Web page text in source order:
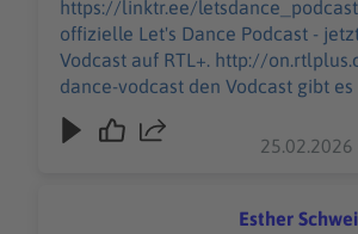
offizielle-
1063343 Moderations-
Ikone Sonya
Martin von
Weg zu
Liebe zu
https://linktr.ee/letsdance_podcast +++ Der
offizielle Let's Dance Podcast -
Vodcast auf RTL+. http://on.rtlplus.com/24/lets-
dance-vodcast den Vodcast gibt es hier:
https://plus.rtl.de/video-tv/shows/
der-offizielle-video-podcast-
Weg zu Let’s Dance. Dabei
Esther